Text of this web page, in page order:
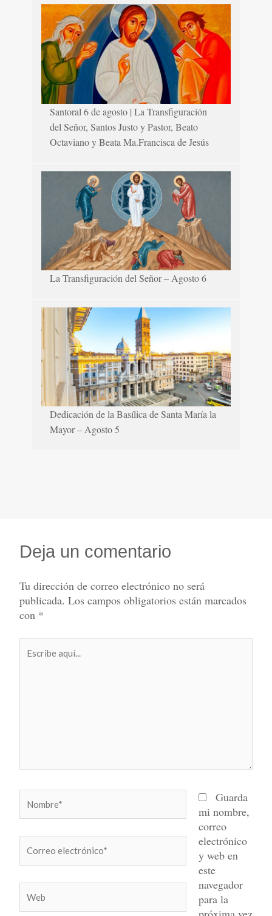
Santoral 6 de agosto | La Transfiguración
del Señor, Santos Justo y Pastor, Beato
Octaviano y Beata Ma.Francisca de Jesús
La Transfiguración del Señor – Agosto 6
Dedicación de la Basílica de Santa María la
Mayor – Agosto 5
Deja un comentario
Tu dirección de correo electrónico no será
publicada. Los campos obligatorios están marcados
con *
aquí...
electrónico*
Guarda
mi nombre,
correo
electrónico
y web en
este
navegador
para la